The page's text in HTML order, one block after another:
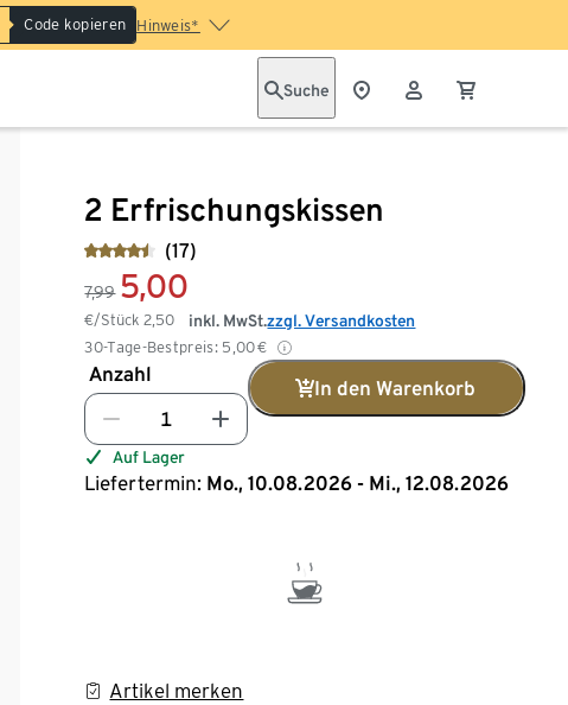
Code kopieren Hinweis*
Suche
2 Erfrischungskissen
(17)
7,99 5,00
€/Stück2,50
30-Tage-Bestpreis: 5,00€
inkl. MwSt.zzgl. Versandkosten
Anzahl
In den Warenkorb
Auf Lager
Liefertermin: Mo., 10.08.2026 - Mi., 12.08.2026
Artikel merken